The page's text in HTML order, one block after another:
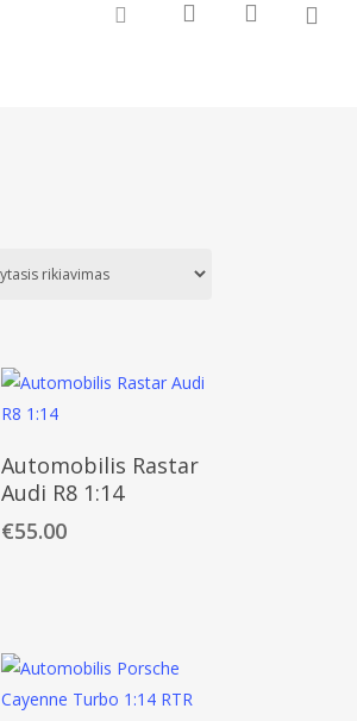
search account
facebook
Daugiau
Automobilis Rastar
Audi R8 1:14
€55.00